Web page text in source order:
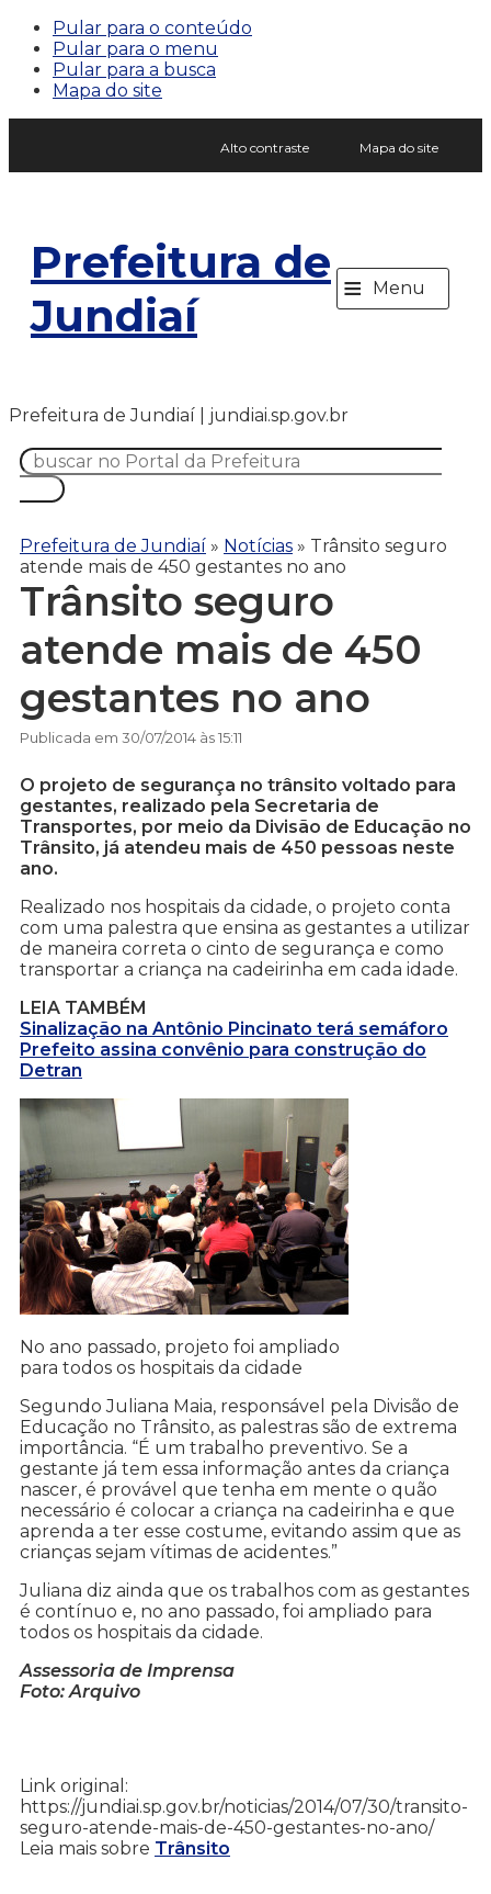
Pular para o conteúdo
Pular para o menu
Pular para a busca
Mapa do site
Alto contraste Mapa do site
Prefeitura de
Jundiaí
≡ Menu
Prefeitura de Jundiaí | jundiai.sp.gov.br
Prefeitura de Jundiaí » Notícias » Trânsito seguro
atende mais de 450 gestantes no ano
Trânsito seguro
atende mais de 450
gestantes no ano
Publicada em 30/07/2014 às 15:11
O projeto de segurança no trânsito voltado para
gestantes, realizado pela Secretaria de
Transportes, por meio da Divisão de Educação no
Trânsito, já atendeu mais de 450 pessoas neste
ano.
Realizado nos hospitais da cidade, o projeto conta
com uma palestra que ensina as gestantes a utilizar
de maneira correta o cinto de segurança e como
transportar a criança na cadeirinha em cada idade.
LEIA TAMBÉM
Sinalização na Antônio Pincinato terá semáforo
Prefeito assina convênio para construção do
Detran
No ano passado, projeto foi ampliado
para todos os hospitais da cidade
Segundo Juliana Maia, responsável pela Divisão de
Educação no Trânsito, as palestras são de extrema
importância. “É um trabalho preventivo. Se a
gestante já tem essa informação antes da criança
nascer, é provável que tenha em mente o quão
necessário é colocar a criança na cadeirinha e que
aprenda a ter esse costume, evitando assim que as
crianças sejam vítimas de acidentes.”
Juliana diz ainda que os trabalhos com as gestantes
é contínuo e, no ano passado, foi ampliado para
todos os hospitais da cidade.
Assessoria de Imprensa
Foto: Arquivo
Link original:
https://jundiai.sp.gov.br/noticias/2014/07/30/transito-
seguro-atende-mais-de-450-gestantes-no-ano/
Leia mais sobre Trânsito